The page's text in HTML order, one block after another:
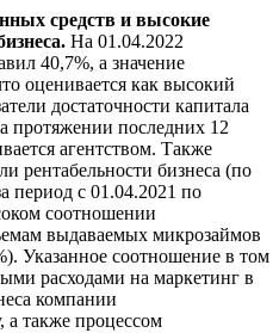
средств и высокие
На 01.04.2022
40,7%, а значение
оценивается как высокий
достаточности капитала
протяжении последних 12
агентством. Также
рентабельности бизнеса (по
период с 01.04.2021 по
соотношении
выдаваемых микрозаймов
Указанное соотношение в том
расходами на маркетинг в
компании
а также процессом